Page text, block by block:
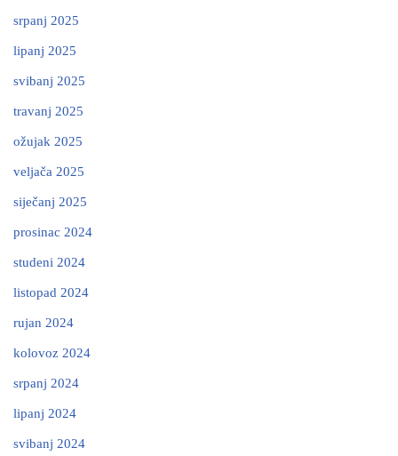
srpanj 2025
lipanj 2025
svibanj 2025
travanj 2025
ožujak 2025
veljača 2025
siječanj 2025
prosinac 2024
studeni 2024
listopad 2024
rujan 2024
kolovoz 2024
srpanj 2024
lipanj 2024
svibanj 2024